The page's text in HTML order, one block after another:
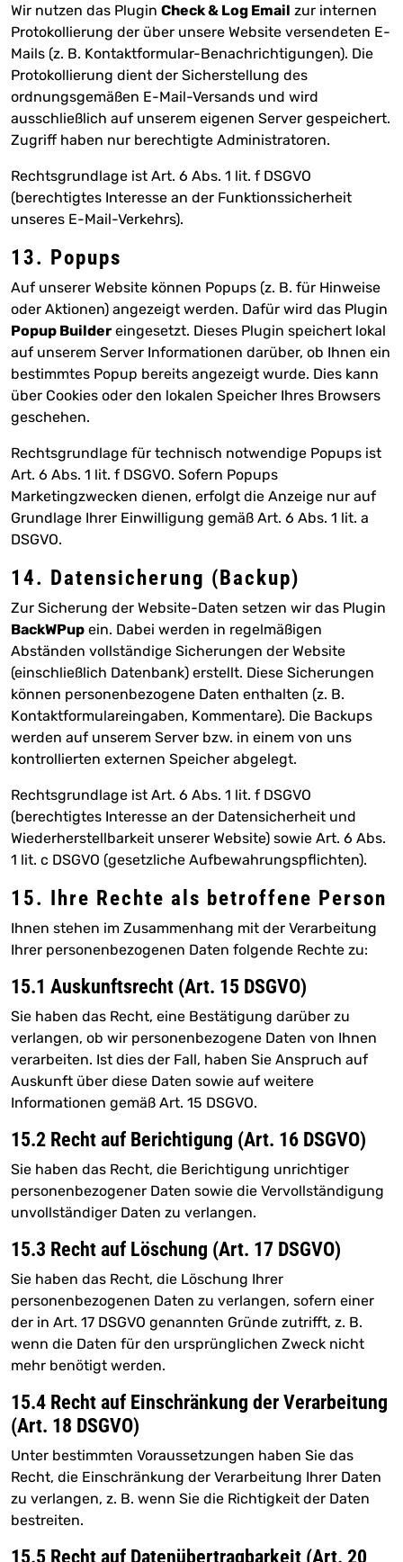
Wir nutzen das Plugin Check & Log Email zur internen
Protokollierung der über unsere Website versendeten E-
Mails (z. B. Kontaktformular-Benachrichtigungen). Die
Protokollierung dient der Sicherstellung des
ordnungsgemäßen E-Mail-Versands und wird
ausschließlich auf unserem eigenen Server gespeichert.
Zugriff haben nur berechtigte Administratoren.
Rechtsgrundlage ist Art. 6 Abs. 1 lit. f DSGVO
(berechtigtes Interesse an der Funktionssicherheit
unseres E-Mail-Verkehrs).
13. Popups
Auf unserer Website können Popups (z. B. für Hinweise
oder Aktionen) angezeigt werden. Dafür wird das Plugin
Popup Builder eingesetzt. Dieses Plugin speichert lokal
auf unserem Server Informationen darüber, ob Ihnen ein
bestimmtes Popup bereits angezeigt wurde. Dies kann
über Cookies oder den lokalen Speicher Ihres Browsers
geschehen.
Rechtsgrundlage für technisch notwendige Popups ist
Art. 6 Abs. 1 lit. f DSGVO. Sofern Popups
Marketingzwecken dienen, erfolgt die Anzeige nur auf
Grundlage Ihrer Einwilligung gemäß Art. 6 Abs. 1 lit. a
DSGVO.
14. Datensicherung (Backup)
Zur Sicherung der Website-Daten setzen wir das Plugin
BackWPup ein. Dabei werden in regelmäßigen
Abständen vollständige Sicherungen der Website
(einschließlich Datenbank) erstellt. Diese Sicherungen
können personenbezogene Daten enthalten (z. B.
Kontaktformulareingaben, Kommentare). Die Backups
werden auf unserem Server bzw. in einem von uns
kontrollierten externen Speicher abgelegt.
Rechtsgrundlage ist Art. 6 Abs. 1 lit. f DSGVO
(berechtigtes Interesse an der Datensicherheit und
Wiederherstellbarkeit unserer Website) sowie Art. 6 Abs.
1 lit. c DSGVO (gesetzliche Aufbewahrungspflichten).
15. Ihre Rechte als betroffene Person
Ihnen stehen im Zusammenhang mit der Verarbeitung
Ihrer personenbezogenen Daten folgende Rechte zu:
15.1 Auskunftsrecht (Art. 15 DSGVO)
Sie haben das Recht, eine Bestätigung darüber zu
verlangen, ob wir personenbezogene Daten von Ihnen
verarbeiten. Ist dies der Fall, haben Sie Anspruch auf
Auskunft über diese Daten sowie auf weitere
Informationen gemäß Art. 15 DSGVO.
15.2 Recht auf Berichtigung (Art. 16 DSGVO)
Sie haben das Recht, die Berichtigung unrichtiger
personenbezogener Daten sowie die Vervollständigung
unvollständiger Daten zu verlangen.
15.3 Recht auf Löschung (Art. 17 DSGVO)
Sie haben das Recht, die Löschung Ihrer
personenbezogenen Daten zu verlangen, sofern einer
der in Art. 17 DSGVO genannten Gründe zutrifft, z. B.
wenn die Daten für den ursprünglichen Zweck nicht
mehr benötigt werden.
15.4 Recht auf Einschränkung der Verarbeitung
(Art. 18 DSGVO)
Unter bestimmten Voraussetzungen haben Sie das
Recht, die Einschränkung der Verarbeitung Ihrer Daten
zu verlangen, z. B. wenn Sie die Richtigkeit der Daten
bestreiten.
15.5 Recht auf Datenübertragbarkeit (Art. 20